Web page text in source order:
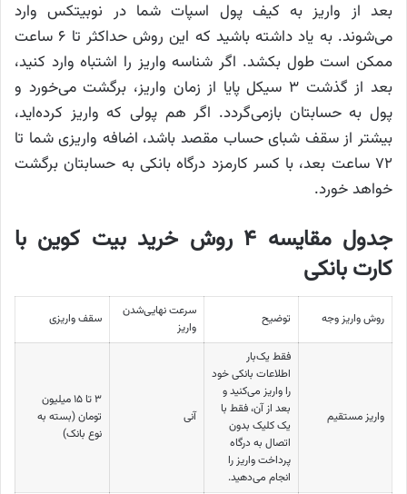
بعد از واریز به کیف پول اسپات شما در نوبیتکس وارد
می‌شوند. به یاد داشته باشید که این روش حداکثر تا ۶ ساعت
ممکن است طول بکشد. اگر شناسه واریز را اشتباه وارد کنید،
بعد از گذشت ۳ سیکل پایا از زمان واریز، برگشت می‌خورد و
پول به حسابتان بازمی‌گردد. اگر هم پولی که واریز کرده‌اید،
بیشتر از سقف شبای حساب مقصد باشد، اضافه واریزی شما تا
۷۲ ساعت بعد، با کسر کارمزد درگاه بانکی به حسابتان برگشت
خواهد خورد.
جدول مقایسه ۴ روش خرید بیت کوین با
کارت بانکی
روش واریز وجه توضیح
سرعت نهایی‌شدن
واریز
سقف واریزی
واریز مستقیم
فقط یک‌بار
اطلاعات بانکی خود
را واریز می‌کنید و
بعد از آن، فقط با
یک کلیک بدون
اتصال به درگاه
پرداخت واریز را
انجام می‌دهید.
آنی
۳ تا ۱۵ میلیون
تومان (بسته به
نوع بانک)